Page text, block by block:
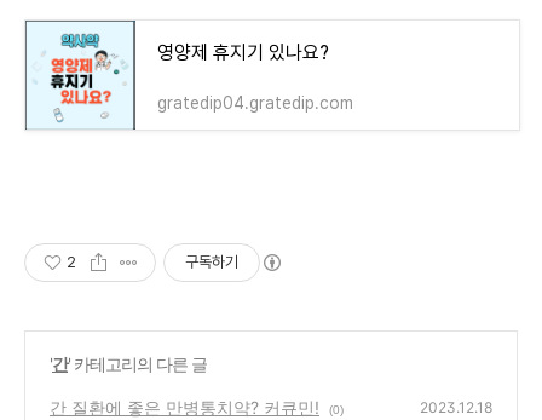
영양제 휴지기 있나요?
gratedip04.gratedip.com
2 구독하기
'간' 카테고리의 다른 글
간 질환에 좋은 만병통치약? 커큐민! (0) 2023.12.18